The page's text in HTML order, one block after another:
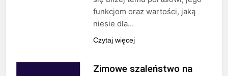
funkcjom oraz wartości, jaką
niesie dla…
Czytaj więcej
Zimowe szaleństwo na